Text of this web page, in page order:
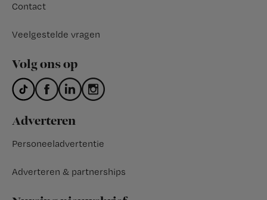
Contact
Veelgestelde vragen
Volg ons op
Adverteren
Personeeladvertentie
Adverteren & partnerships